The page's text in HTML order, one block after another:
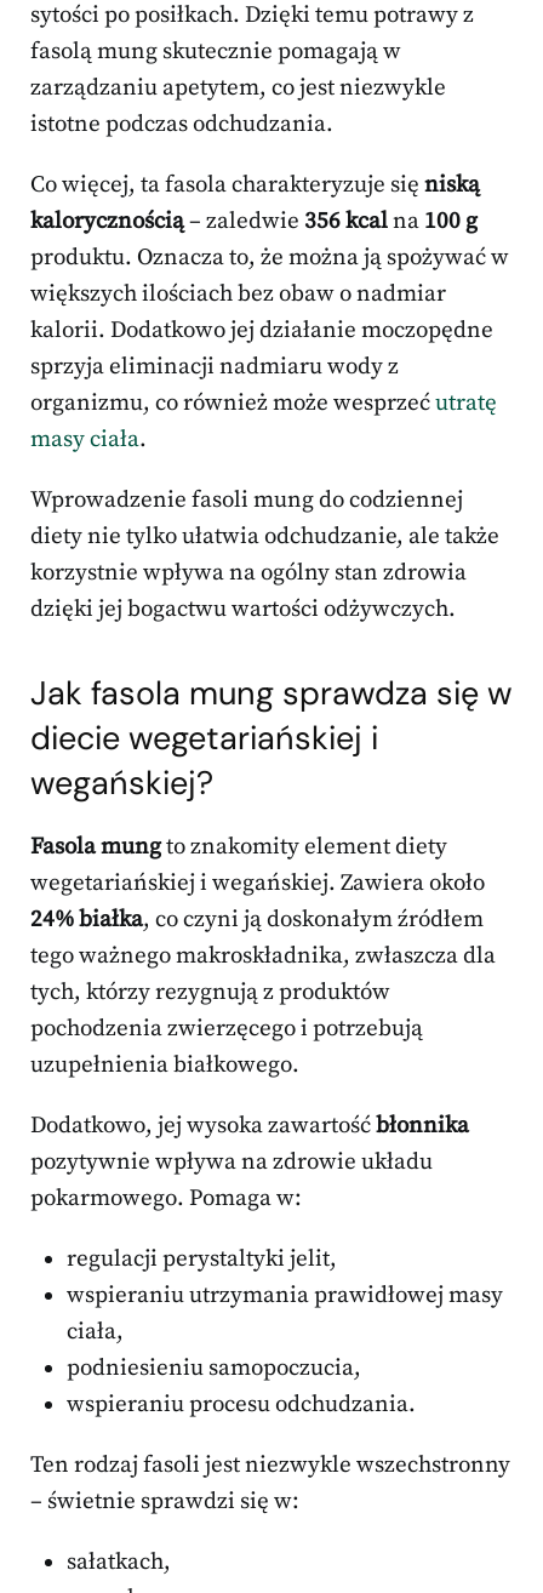
sytości po posiłkach. Dzięki temu potrawy z
fasolą mung skutecznie pomagają w
zarządzaniu apetytem, co jest niezwykle
istotne podczas odchudzania.
Co więcej, ta fasola charakteryzuje się niską
kalorycznością– zaledwie 356 kcalna 100 g
produktu. Oznacza to, że można ją spożywać w
większych ilościach bez obaw o nadmiar
kalorii. Dodatkowo jej działanie moczopędne
sprzyja eliminacji nadmiaru wody z
organizmu, co również może wesprzećutratę
masy ciała.
Wprowadzenie fasoli mung do codziennej
diety nie tylko ułatwia odchudzanie, ale także
korzystnie wpływa na ogólny stan zdrowia
dzięki jej bogactwu wartości odżywczych.
Jak fasola mung sprawdza się w
diecie wegetariańskiej i
wegańskiej?
Fasola mungto znakomity element diety
wegetariańskiej i wegańskiej. Zawiera około
24% białka, co czyni ją doskonałym źródłem
tego ważnego makroskładnika, zwłaszcza dla
tych, którzy rezygnują z produktów
pochodzenia zwierzęcego i potrzebują
uzupełnienia białkowego.
Dodatkowo, jej wysoka zawartośćbłonnika
pozytywnie wpływa na zdrowie układu
pokarmowego. Pomaga w:
regulacji perystaltyki jelit,
wspieraniu utrzymania prawidłowej masy
ciała,
podniesieniu samopoczucia,
wspieraniu procesu odchudzania.
Ten rodzaj fasoli jest niezwykle wszechstronny
– świetnie sprawdzi się w:
sałatkach,